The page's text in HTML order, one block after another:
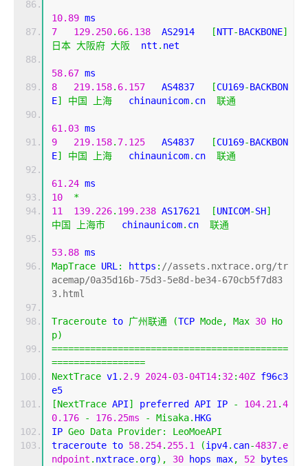
10.89 ms
7
129.250. 66.138
  AS2914
[NTT-BACKBONE]
日本 大阪府 大阪
  ntt
. net
58.67 ms
8
219.158. 6.157
   AS4837
[CU169-BACKBON
E] 中国 上海
   chinaunicom
. cn 联通
61.03 ms
9
219.158. 7.125
   AS4837
[CU169-BACKBON
E] 中国 上海
   chinaunicom
. cn 联通
61.24 ms
10
*
11
139.226. 199.238 AS17621 [UNICOM-SH]
中国
上海市
   chinaunicom
. cn 联通
53.88 ms
MapTrace URL : https : //assets.nxtrace.org/tr
acemap/0a35d16b-75d3-5e8d-be34-670cb5f7d83
3.html
Traceroute to 广州联通 (TCP Mode, Max 30 Ho
p)
===========================================
=================
NextTrace v1 . 2.9 2024-03-04T14: 32:40Z f96c3
e5
[NextTrace API] preferred API IP - 104.21 .4
0.176
- 176.25ms - Misaka. HKG
IP Geo Data Provider:
LeoMoeAPI
traceroute to 58.254. 255.1 (ipv4. can-4837.e
ndpoint . nxtrace. org), 30 hops max, 52 bytes